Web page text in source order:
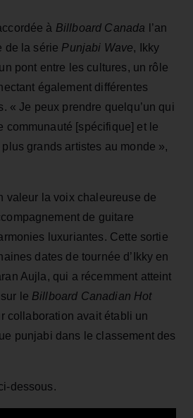
à Billboard Canada l’an
de la série Punjabi Wave, Ikky
pont entre les cultures, un rôle
également différentes
« Je peux prendre quelqu’un qui
communauté [spécifique] et le
grands artistes au monde »,
valeur la voix chaleureuse de
de guitare
luxuriantes. Cette sortie
dates de tournée d’Ikky en
Aujla, qui a récemment atteint
le Billboard Canadian Hot
collaboration avait établi un
punjabi dans le classement des
dessous.